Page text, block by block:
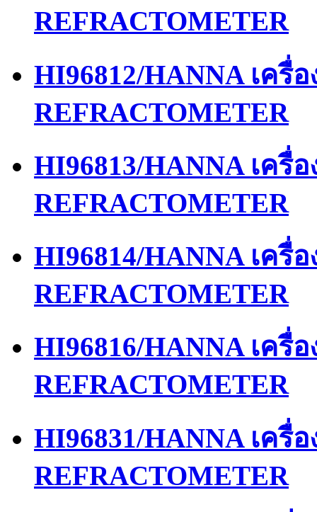
REFRACTOMETER
HI96812/HANNA เค
REFRACTOMETER
HI96813/HANNA เค
REFRACTOMETER
HI96814/HANNA เค
REFRACTOMETER
HI96816/HANNA เครื่
REFRACTOMETER
HI96831/HANNA เค
REFRACTOMETER